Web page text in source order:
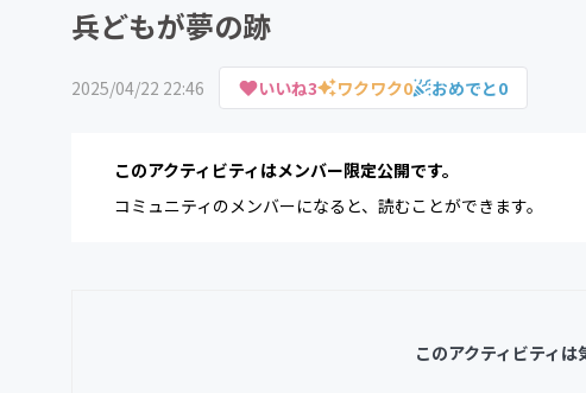
兵どもが夢の跡
2025/04/22 22:46 いいね3 ワクワク0 おめでと0
このアクティビティはメンバー限定公開です。
コミュニティのメンバーになると、読むことができます。
このアクティビティは